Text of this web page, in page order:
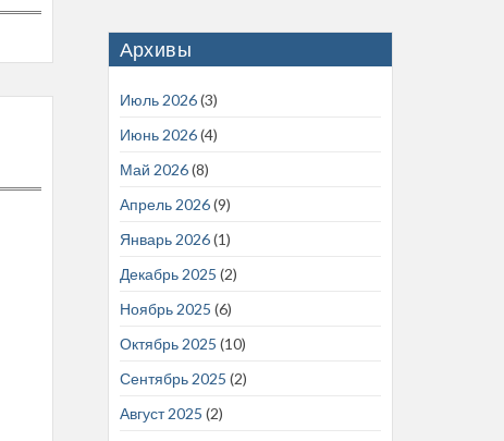
Архивы
Июль 2026(3)
Июнь 2026(4)
Май 2026(8)
Апрель 2026(9)
Январь 2026(1)
Декабрь 2025 (2)
Ноябрь 2025 (6)
Октябрь 2025 (10)
Сентябрь 2025 (2)
Август 2025 (2)